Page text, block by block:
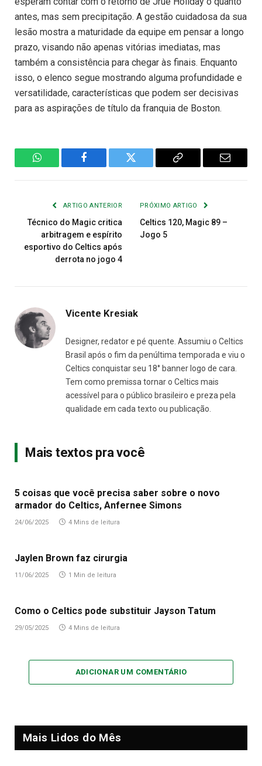
antes, mas sem precipitação. A gestão cuidadosa da sua
lesão mostra a maturidade da equipe em pensar a longo
prazo, visando não apenas vitórias imediatas, mas
também a consistência para chegar às finais. Enquanto
isso, o elenco segue mostrando alguma profundidade e
versatilidade, características que podem ser decisivas
para as aspirações de título da franquia de Boston.
WhatsAppFacebook Twitter
Copiar
E-
ARTIGO ANTERIOR
Técnico do Magic critica
arbitragem e espírito
esportivo do Celtics após
derrota no jogo 4
PRÓXIMO ARTIGO
Celtics 120, Magic 89 –
Jogo 5
Vicente Kresiak
Designer, redator e pé quente. Assumiu o Celtics
Brasil após o fim da penúltima temporada e viu o
Celtics conquistar seu 18° banner logo de cara.
Tem como premissa tornar o Celtics mais
acessível para o público brasileiro e preza pela
qualidade em cada texto ou publicação.
Mais textos pra você
5 coisas que você precisa saber sobre o novo
armador do Celtics, Anfernee Simons
24/06/2025 4 Mins de leitura
Jaylen Brown faz cirurgia
11/06/2025 1 Min de leitura
Como o Celtics pode substituir Jayson Tatum
29/05/2025 4 Mins de leitura
ADICIONAR UM COMENTÁRIO
Mais Lidos do Mês